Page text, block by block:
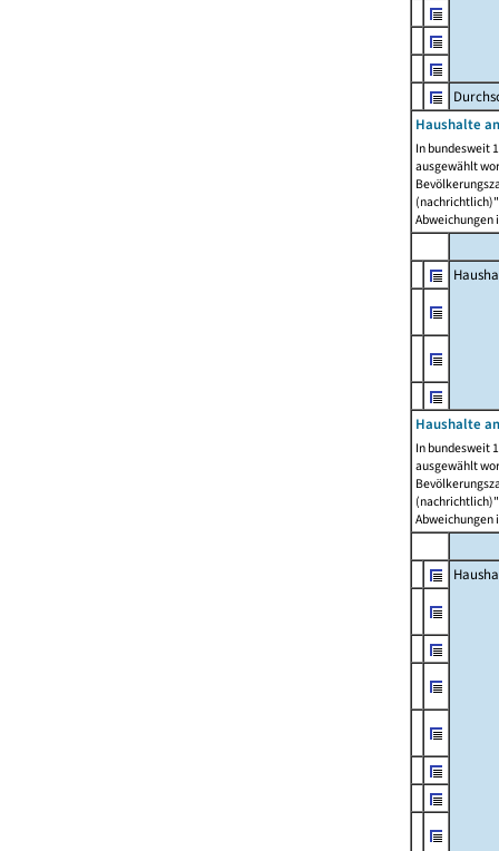
Haushalte
In bundesweit
ausgewählt
Abweichungen
Haushalte
In bundesweit
ausgewählt
Abweichungen